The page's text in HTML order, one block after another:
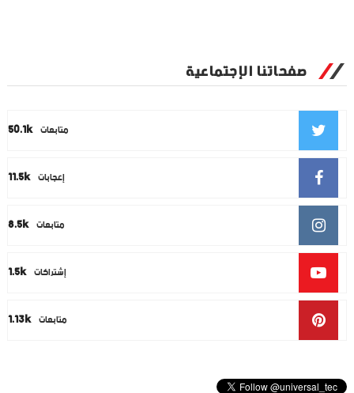
صفحاتنا الإجتماعية
50.1k متابعات
11.5k إعجابات
8.5k متابعات
1.5k إشتراكات
1.13k متابعات